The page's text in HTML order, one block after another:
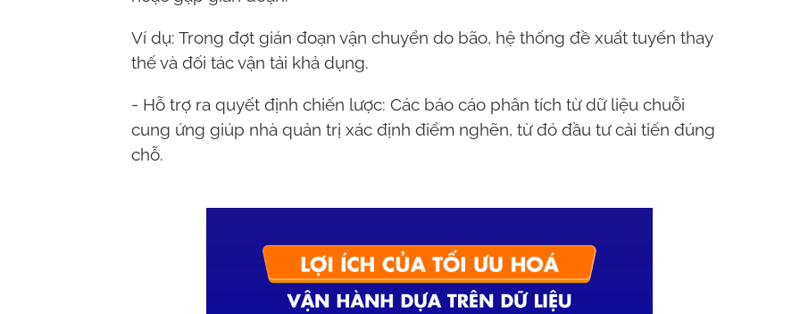
Ví dụ: Trong đợt gián đoạn vận chuyển do bão, hệ thống đề xuất tuyến thay
thế và đối tác vận tải khả dụng.
- Hỗ trợ ra quyết định chiến lược: Các báo cáo phân tích từ dữ liệu chuỗi
cung ứng giúp nhà quản trị xác định điểm nghẽn, từ đó đầu tư cải tiến đúng
chỗ.